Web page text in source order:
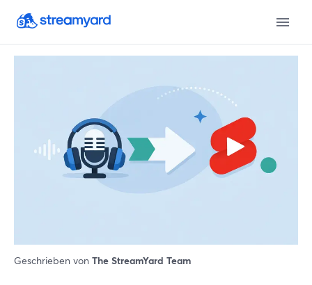
Geschrieben von The StreamYard Team